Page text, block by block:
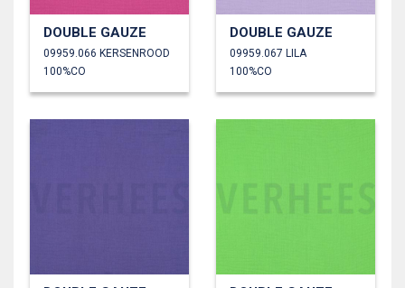
DOUBLE GAUZE
09959.066 KERSENROOD
100%CO
DOUBLE GAUZE
09959.067 LILA
100%CO